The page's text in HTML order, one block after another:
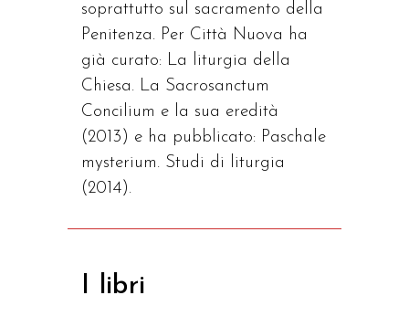
soprattutto sul sacramento della
Penitenza. Per Città Nuova ha
già curato: La liturgia della
Chiesa. La Sacrosanctum
Concilium e la sua eredità
(2013) e ha pubblicato: Paschale
mysterium. Studi di liturgia
(2014).
I libri